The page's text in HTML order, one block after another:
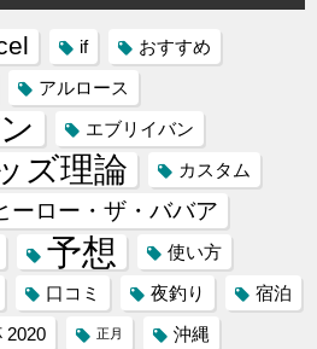
if おすすめ
アルロース
エブリイバン
ズ理論 カスタム
ーロー・ザ・ババア
予想 使い方
口コミ 夜釣り
宿泊
2020 正月 沖縄